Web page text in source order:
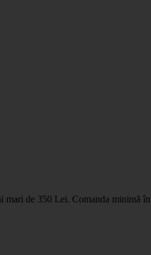
de 350 Lei. Comanda minimă